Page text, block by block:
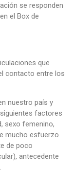
se responden
el Box de
que
contacto entre los
nuestro país y
factores
sexo femenino,
mucho esfuerzo
de poco
antecedente